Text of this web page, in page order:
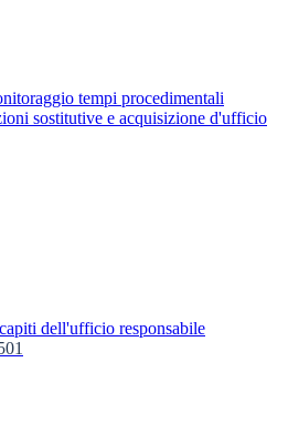
tempi procedimentali
sostitutive e acquisizione d'ufficio
dell'ufficio responsabile